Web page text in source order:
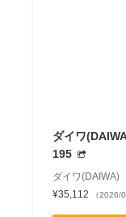
ダイワ
195
ダイワ(DAIWA)
¥35,112
（2026/